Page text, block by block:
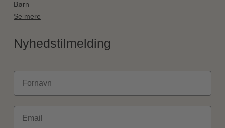
Børn
Se mere
Nyhedstilmelding
Fornavn
Email